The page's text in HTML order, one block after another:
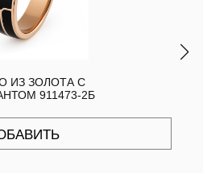
ИЗ ЗОЛОТА С
911473-2Б